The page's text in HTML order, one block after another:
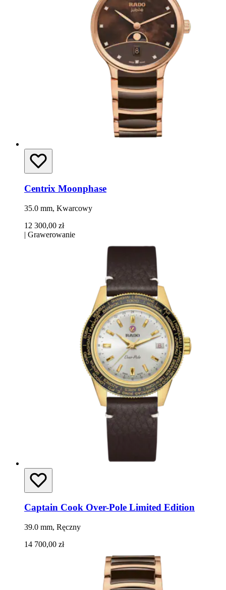
Centrix Moonphase
35.0 mm, Kwarcowy
12 300,00 zł
| Grawerowanie
Captain Cook Over-Pole Limited Edition
39.0 mm, Ręczny
14 700,00 zł